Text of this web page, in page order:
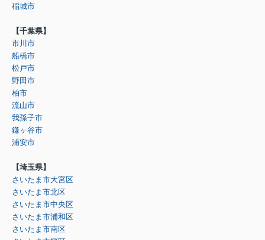
稲城市
【千葉県】
市川市
船橋市
松戸市
野田市
柏市
流山市
我孫子市
鎌ヶ谷市
浦安市
【埼玉県】
さいたま市大宮区
さいたま市北区
さいたま市中央区
さいたま市浦和区
さいたま市南区